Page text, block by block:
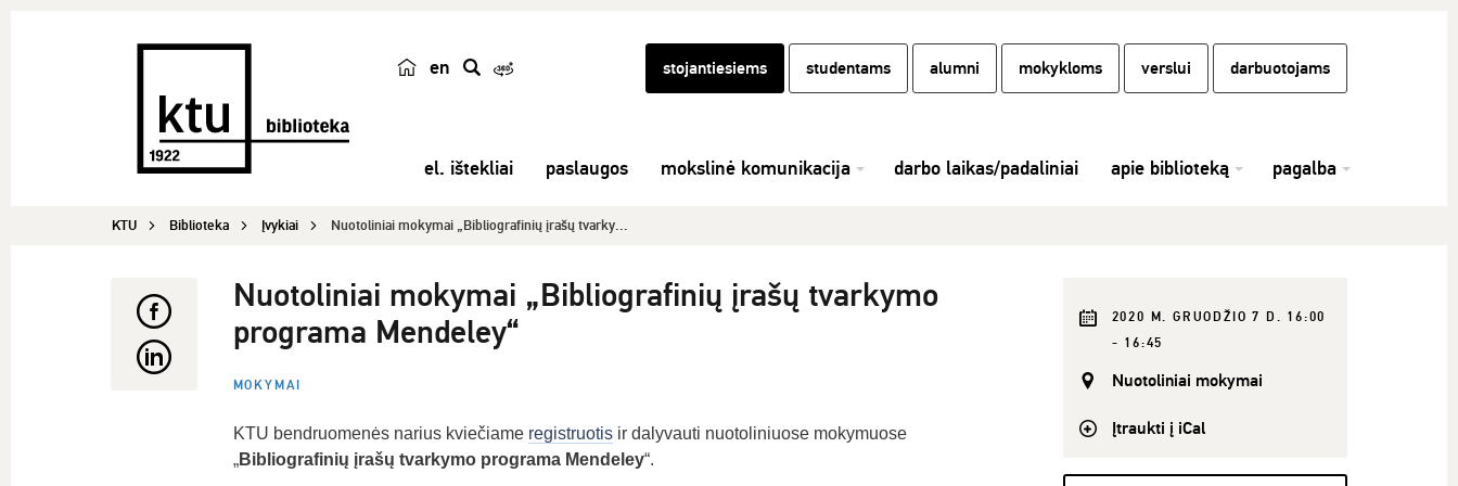
en
e
k
stojantiesiems studentams alumni mokykloms verslui darbuotojams
el. ištekliai paslaugos mokslinė komunikacija darbo laikas/padaliniai apie biblioteką pagalba
KTU Biblioteka Įvykiai Nuotoliniai mokymai „Bibliografinių įrašų tvarky...
Nuotoliniai mokymai „Bibliografinių įrašų tvarkymo
programa Mendeley“
MOKYMAI
KTU bendruomenės narius kviečiame registruotisir dalyvauti nuotoliniuose mokymuose
„Bibliografinių įrašų tvarkymo programa Mendeley“.
2020 M. GRUODŽIO 7 D. 16:00
- 16:45
Nuotoliniai mokymai
Įtraukti į iCal